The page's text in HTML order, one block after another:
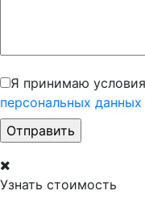
Я принимаю условия
персональных данных
Узнать стоимость